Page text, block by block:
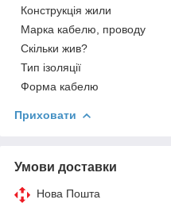
Конструкція жили
Марка кабелю, проводу
Скільки жив?
Тип ізоляції
Форма кабелю
Приховати
Умови доставки
Нова Пошта